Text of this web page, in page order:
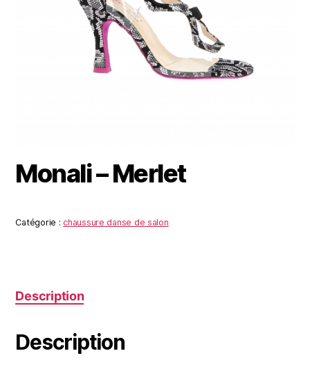
Monali – Merlet
Catégorie : chaussure danse de salon
Description
Description